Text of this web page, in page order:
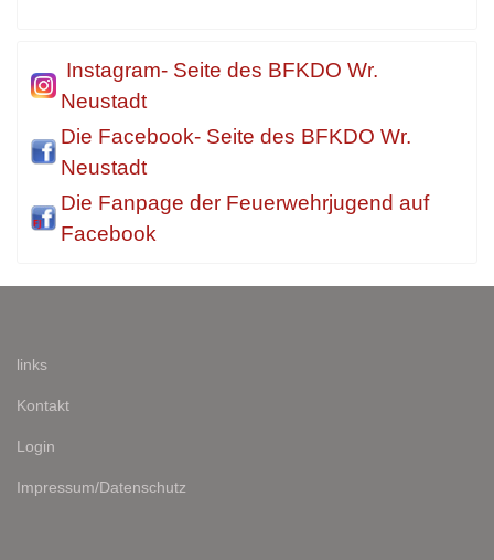
Instagram- Seite des BFKDO Wr.
Neustadt
Die Facebook- Seite des BFKDO Wr.
Neustadt
Die Fanpage der Feuerwehrjugend auf
Facebook
links
Kontakt
Login
Impressum/Datenschutz